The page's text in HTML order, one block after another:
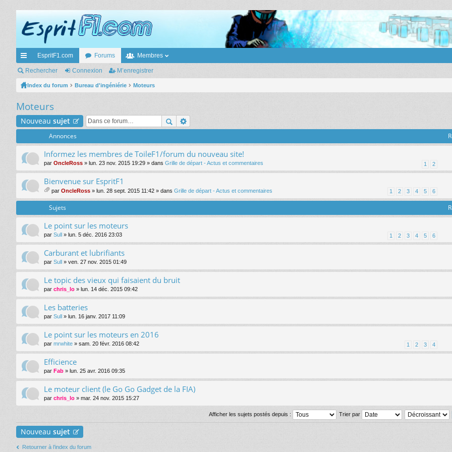
cc
ès
pi
de
EspritF1.com Forums Membres
Rechercher Connexion M’enregistrer
Index du forum Bureau d'ingéniérie Moteurs
Moteurs
Nouveau sujet
Annonces
Informez les membres de ToileF1/forum du nouveau site!
1 2
par OncleRoss » lun. 23 nov. 2015 19:29 » dans Grille de départ - Actus et commentaires
Bienvenue sur EspritF1
1 2 3 4 5 6
ic
)
joi
nt
(s
par OncleRoss » lun. 28 sept. 2015 11:42 » dans Grille de départ - Actus et commentaires
Sujets
Le point sur les moteurs
1 2 3 4 5 6
par Sull » lun. 5 déc. 2016 23:03
Carburant et lubrifiants
par Sull » ven. 27 nov. 2015 01:49
Le topic des vieux qui faisaient du bruit
par chris_lo » lun. 14 déc. 2015 09:42
Les batteries
par Sull » lun. 16 janv. 2017 11:09
Le point sur les moteurs en 2016
1 2 3 4
par mrwhite » sam. 20 févr. 2016 08:42
Efficience
par Fab » lun. 25 avr. 2016 09:35
Le moteur client (le Go Go Gadget de la FIA)
par chris_lo » mar. 24 nov. 2015 15:27
Afficher les sujets postés depuis : Trier par
Nouveau sujet
Retourner à l’index du forum